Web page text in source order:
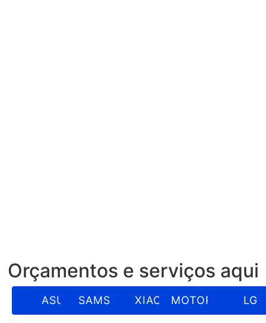
Orçamentos e serviços aqui​
ASUS SAMSUNGXIAOMIMOTOROLA LG